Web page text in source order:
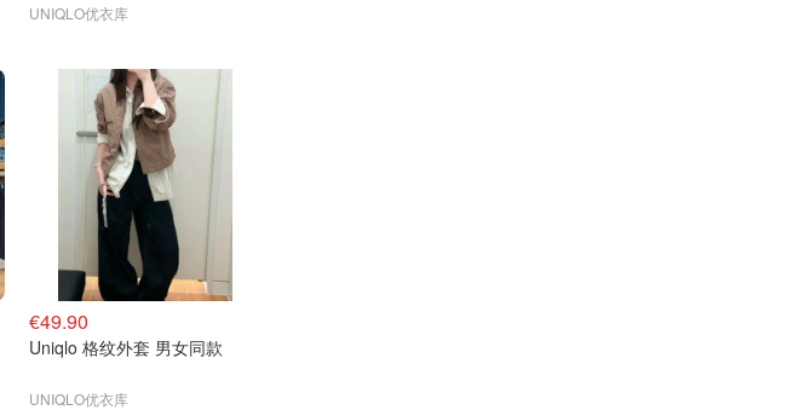
UNIQLO优衣库
€49.90
Uniqlo 格纹外套 男女同款
UNIQLO优衣库